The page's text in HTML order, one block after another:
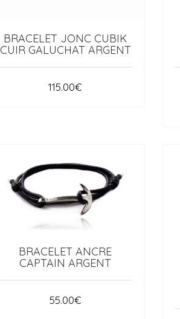
BRACELET JONC CUBIK
CUIR GALUCHAT ARGENT
115.00€
BRACELET ANCRE
CAPTAIN ARGENT
55.00€